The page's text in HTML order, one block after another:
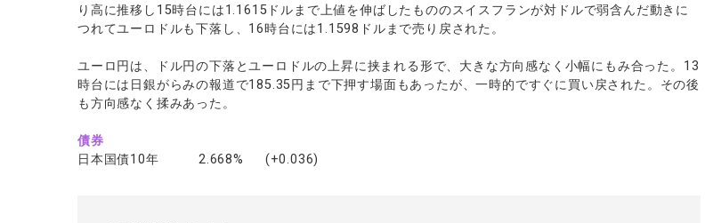
り高に推移し15時台には1.1615ドルまで上値を伸ばしたもののスイスフランが対ドルで弱含んだ動きに
つれてユーロドルも下落し、16時台には1.1598ドルまで売り戻された。
ユーロ円は、ドル円の下落とユーロドルの上昇に挟まれる形で、大きな方向感なく小幅にもみ合った。13
時台には日銀がらみの報道で185.35円まで下押す場面もあったが、一時的ですぐに買い戻された。その後
も方向感なく揉みあった。
債券
日本国債10年 2.668% (+0.036)